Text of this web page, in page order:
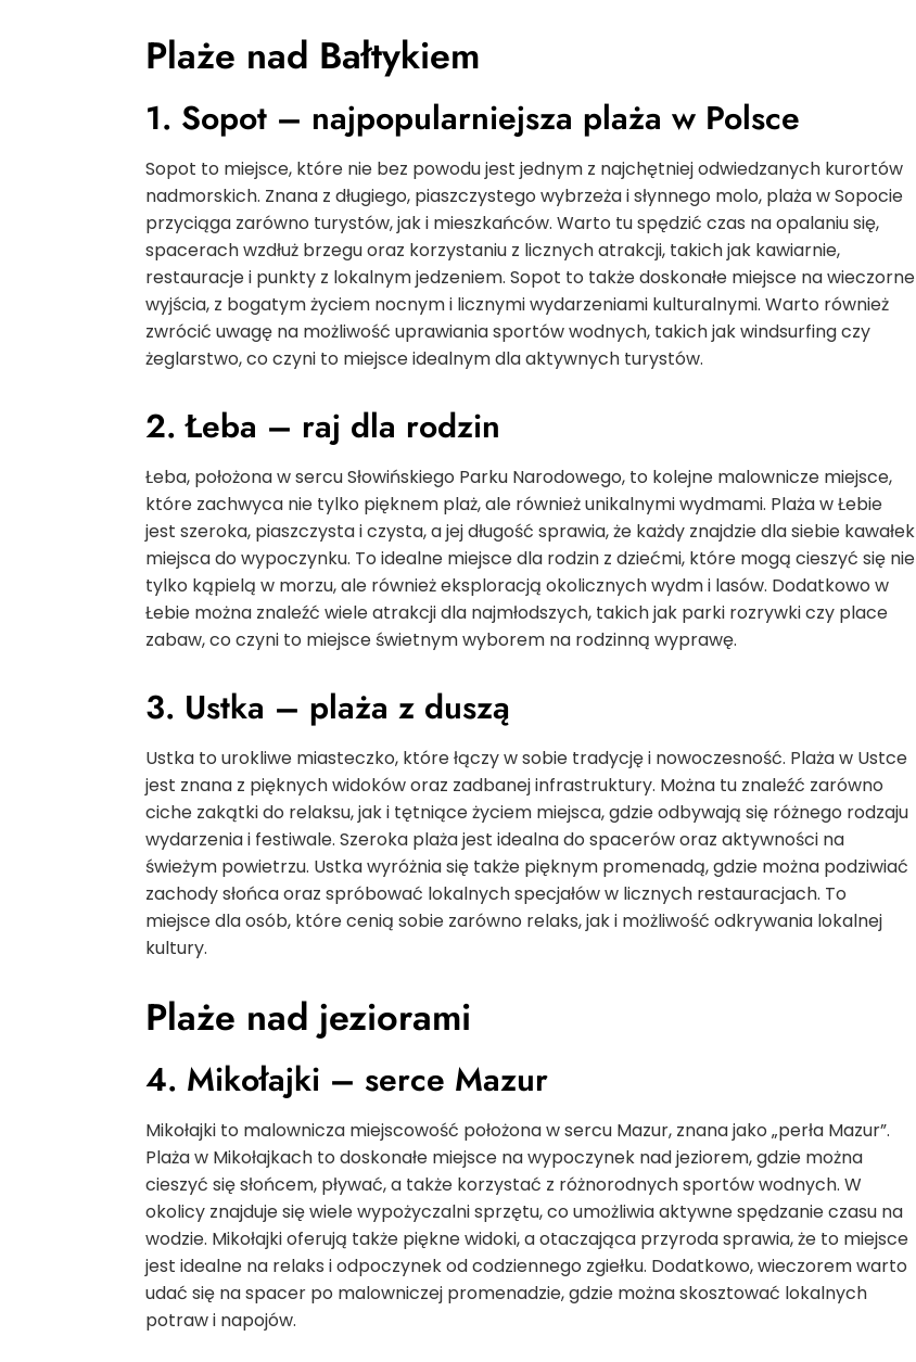
Plaże nad Bałtykiem
1. Sopot – najpopularniejsza plaża w Polsce
Sopot to miejsce, które nie bez powodu jest jednym z najchętniej odwiedzanych kurortów
nadmorskich. Znana z długiego, piaszczystego wybrzeża i słynnego molo, plaża w Sopocie
przyciąga zarówno turystów, jak i mieszkańców. Warto tu spędzić czas na opalaniu się,
spacerach wzdłuż brzegu oraz korzystaniu z licznych atrakcji, takich jak kawiarnie,
restauracje i punkty z lokalnym jedzeniem. Sopot to także doskonałe miejsce na wieczorne
wyjścia, z bogatym życiem nocnym i licznymi wydarzeniami kulturalnymi. Warto również
zwrócić uwagę na możliwość uprawiania sportów wodnych, takich jak windsurfing czy
żeglarstwo, co czyni to miejsce idealnym dla aktywnych turystów.
2. Łeba – raj dla rodzin
Łeba, położona w sercu Słowińskiego Parku Narodowego, to kolejne malownicze miejsce,
które zachwyca nie tylko pięknem plaż, ale również unikalnymi wydmami. Plaża w Łebie
jest szeroka, piaszczysta i czysta, a jej długość sprawia, że każdy znajdzie dla siebie kawałek
miejsca do wypoczynku. To idealne miejsce dla rodzin z dziećmi, które mogą cieszyć się nie
tylko kąpielą w morzu, ale również eksploracją okolicznych wydm i lasów. Dodatkowo w
Łebie można znaleźć wiele atrakcji dla najmłodszych, takich jak parki rozrywki czy place
zabaw, co czyni to miejsce świetnym wyborem na rodzinną wyprawę.
3. Ustka – plaża z duszą
Ustka to urokliwe miasteczko, które łączy w sobie tradycję i nowoczesność. Plaża w Ustce
jest znana z pięknych widoków oraz zadbanej infrastruktury. Można tu znaleźć zarówno
ciche zakątki do relaksu, jak i tętniące życiem miejsca, gdzie odbywają się różnego rodzaju
wydarzenia i festiwale. Szeroka plaża jest idealna do spacerów oraz aktywności na
świeżym powietrzu. Ustka wyróżnia się także pięknym promenadą, gdzie można podziwiać
zachody słońca oraz spróbować lokalnych specjałów w licznych restauracjach. To
miejsce dla osób, które cenią sobie zarówno relaks, jak i możliwość odkrywania lokalnej
kultury.
Plaże nad jeziorami
4. Mikołajki – serce Mazur
Mikołajki to malownicza miejscowość położona w sercu Mazur, znana jako „perła Mazur”.
Plaża w Mikołajkach to doskonałe miejsce na wypoczynek nad jeziorem, gdzie można
cieszyć się słońcem, pływać, a także korzystać z różnorodnych sportów wodnych. W
okolicy znajduje się wiele wypożyczalni sprzętu, co umożliwia aktywne spędzanie czasu na
wodzie. Mikołajki oferują także piękne widoki, a otaczająca przyroda sprawia, że to miejsce
jest idealne na relaks i odpoczynek od codziennego zgiełku. Dodatkowo, wieczorem warto
udać się na spacer po malowniczej promenadzie, gdzie można skosztować lokalnych
potraw i napojów.